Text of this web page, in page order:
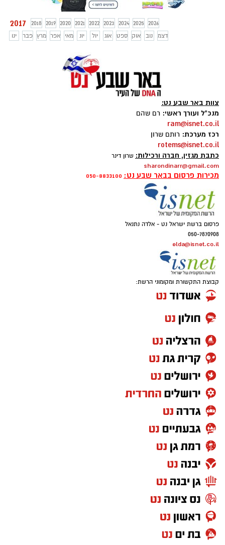
2017 2018 2019 2020 2021 2022 2023 2024 2025
2026
ינו
פבר מרץ אפר מאי יונ יול אוג ספט אוק נוב דצמ
צוות באר שבע נט:
מנכ"ל ועורך ראשי: רם שהם
ram@isnet.co.il
רכז מערכת: רותם שרון
rotems@isnet.co.il
כתבת מגזין, חברה ורכילות: שרון דינר
sharondinarr@gmail.com
מכירות פרסום בבאר שבע נט: 050-8833100
פרסום ברשת ישראל נט - אלדה נתנאל
050-7870908
elda@isnet.co.il
קבוצת התקשורת ומקומוני הרשת: